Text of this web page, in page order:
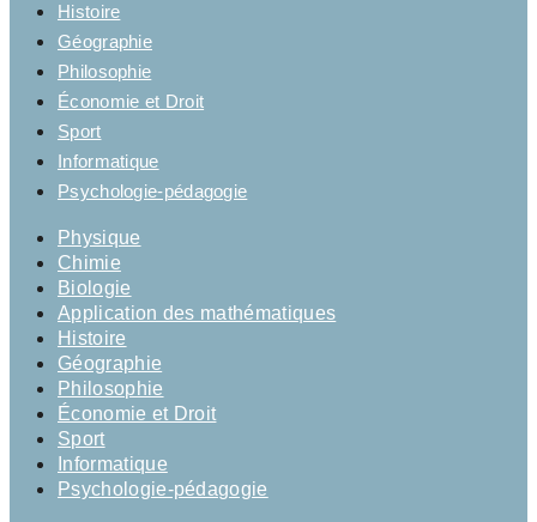
Histoire
Géographie
Philosophie
Économie et Droit
Sport
Informatique
Psychologie-pédagogie
Physique
Chimie
Biologie
Application des mathématiques
Histoire
Géographie
Philosophie
Économie et Droit
Sport
Informatique
Psychologie-pédagogie